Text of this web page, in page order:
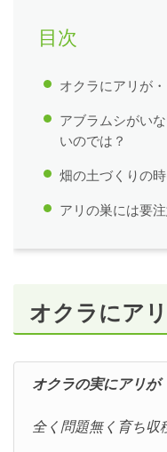
目次
オクラにアリが・
アブラムシがい
いのでは？
畑の土づくりの
アリの巣には要
オクラにア
オクラの実にアリが
全く問題無く育ち収